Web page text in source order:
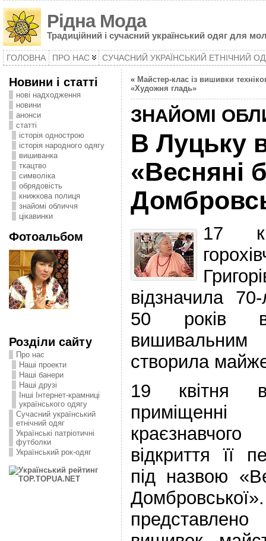
Рідна Мода
Традиційний і сучасний український одяг для
ГОЛОВНА ПРО НАС СУЧАСНИЙ УКРАЇНСЬКИЙ ЕТНІЧНИЙ
Новини і статті
нові надходження
новини
анонси
статті
історія однострою
історія народного одягу
вишиванка
ткацтво
символіка
oбрядовість
книжкова полиця
знайомі обличчя
цікавинки
Фотоальбом
Розділи сайту
Про нас
Наші проекти
Наші банери
Наші друзі
Інші Інтернет-крамниці
українського одягу
Сучасний український
етнічний одяг
Українські патріотичні
футболки
Український рок-одяг
« Майстер-клас із вишивки
«Художня гладь»
ЗНАЙОМІ
В Луцьку
«Весняні
17
відзначила
50 років
вишивальним
створила майже
19 квітня
відкриття її
під назвою